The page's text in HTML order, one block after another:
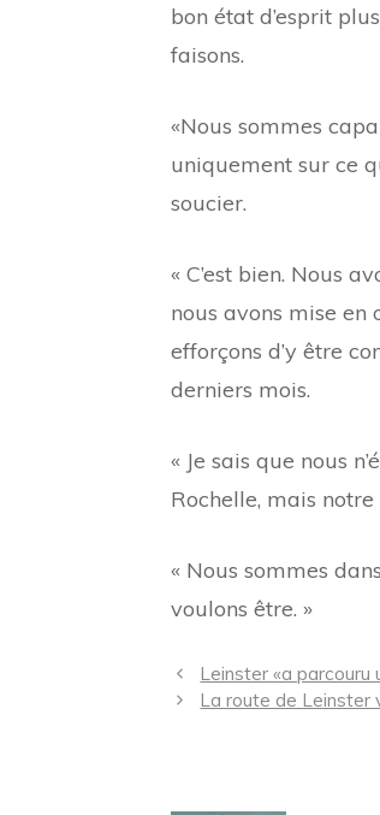
bon état d’esprit
faisons.
«Nous sommes
uniquement sur ce
soucier.
« C’est bien. Nous
nous avons mise
efforçons d’y être
derniers mois.
« Je sais que nous
Rochelle, mais
« Nous sommes
voulons être. »
Navigation
des
Leinster «a parcouru
La route de Leinster